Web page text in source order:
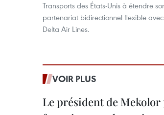
Transports des États-Unis à étendre
partenariat bidirectionnel flexible avec
Delta Air Lines.
VOIR PLUS
Le président de